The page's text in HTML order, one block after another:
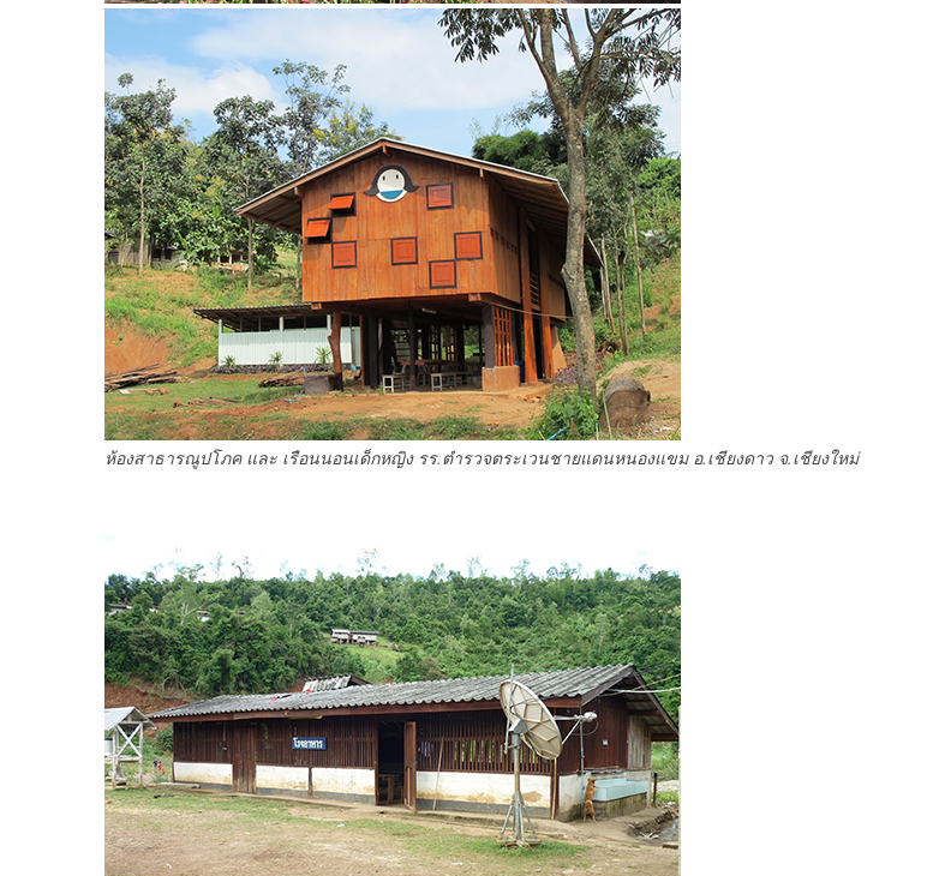
ห้องสาธารณูปโภค และ เรือนนอนเด็กหญิง รร.ตำรวจตระเวนชายแดนหนองแขม อ.เชียงดาว จ.เชียงใหม่